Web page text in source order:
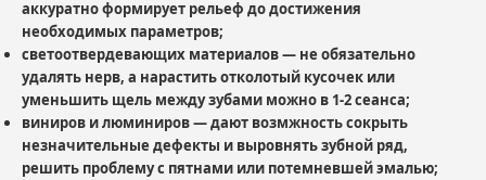
аккуратно формирует рельеф до достижения
необходимых параметров;
светоотвердевающих материалов — не обязательно
удалять нерв, а нарастить отколотый кусочек или
уменьшить щель между зубами можно в 1-2 сеанса;
виниров и люминиров — дают возмжность сокрыть
незначительные дефекты и выровнять зубной ряд,
решить проблему с пятнами или потемневшей эмалью;